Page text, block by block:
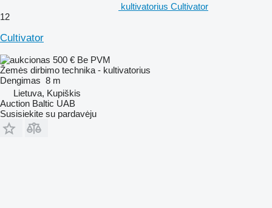
kultivatorius Cultivator
12
Cultivator
500 € Be PVM
Žemės dirbimo technika - kultivatorius
Dengimas 8 m
Lietuva, Kupiškis
Auction Baltic UAB
Susisiekite su pardavėju